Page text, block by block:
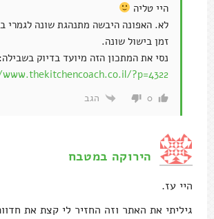
היי טליה
לא. האפונה היבשה מתנהגת שונה לגמרי
זמן בישול שונה.
נסי את המתכון הזה מיועד בדיוק בשבילה:
?p=4322
0 הגב
הירוקה במטבח
היי עז.
גיליתי את האתר וזה החזיר לי קצת את